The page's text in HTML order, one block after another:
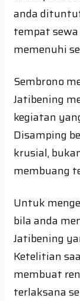
anda
tempat
memenuhi
Sembrono
Jatibening
kegiatan
Disamping
krusial,
membuang
Untuk
bila anda
Jatibening
Ketelitian
membuat
terlaksana